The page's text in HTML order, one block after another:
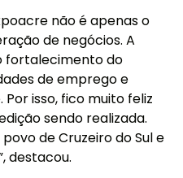
não é apenas o
de negócios. A
fortalecimento do
de emprego e
isso, fico muito feliz
sendo realizada.
de Cruzeiro do Sul e
destacou.